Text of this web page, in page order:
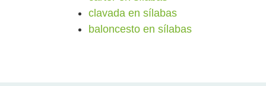
clavada en sílabas
baloncesto en sílabas